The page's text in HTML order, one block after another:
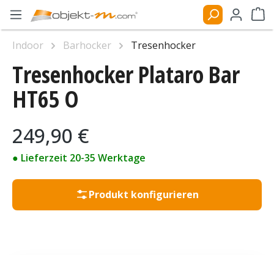
Zum Hauptinhalt springen
Tresenhocker Plataro Bar
HT65 O
Regulärer Preis:
249,90 €
● Lieferzeit 20-35 Werktage
Produkt konfigurieren
Indoor Barhocker
Tresenhocker
Bildergalerie überspringen